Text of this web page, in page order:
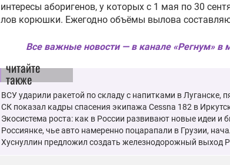
интересы аборигенов, у которых с 1 мая по 30
лов корюшки. Ежегодно объёмы вылова
Все важные новости — в канале «Регнум» в
читайте
также
ВСУ ударили ракетой по складу с напитками в Луганске,
СК показал кадры спасения экипажа Cessna 182 в
Экосистема роста: как в России развивают новые идеи и
Россиянке, чье авто намеренно поцарапали в Грузии,
Хуснуллин предложил создать железнодорожный выход